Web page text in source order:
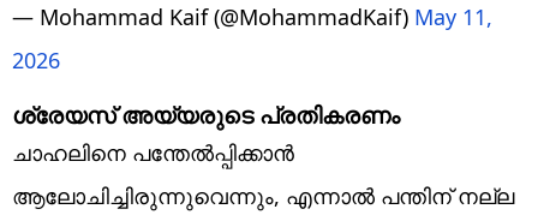
— Mohammad Kaif (@MohammadKaif) May 11,
2026
ശ്രേയസ് അയ്യരുടെ പ്രതികരണം
ചാഹലിനെ പന്തേൽപ്പിക്കാൻ
ആലോചിച്ചിരുന്നുവെന്നും, എന്നാൽ പന്തിന് നല്ല